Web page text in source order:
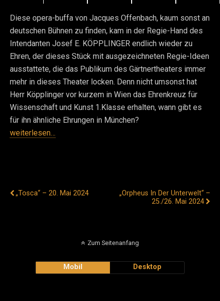
Diese opera-buffa von Jacques Offenbach, kaum sonst an
deutschen Bühnen zu finden, kam in der Regie-Hand des
Intendanten Josef E. KÖPPLINGER endlich wieder zu
Ehren, der dieses Stück mit ausgezeichneten Regie-Ideen
ausstattete, die das Publikum des Gärtnertheaters immer
mehr in dieses Theater locken. Denn nicht umsonst hat
Herr Köpplinger vor kurzem in Wien das Ehrenkreuz für
Wissenschaft und Kunst 1.Klasse erhalten, wann gibt es
für ihn ähnliche Ehrungen in München?
weiterlesen…
„Tosca“ – 20. Mai 2024
„Orpheus In Der Unterwelt“ –
25./26. Mai 2024
Zum Seitenanfang
Mobil Desktop